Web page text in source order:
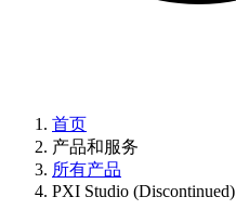
首页
产品和服务
所有产品
PXI Studio (Discontinued)